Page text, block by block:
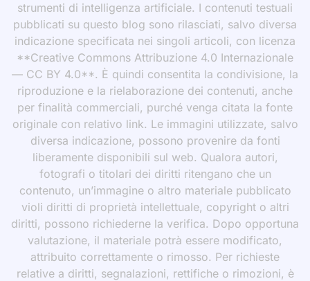
strumenti di intelligenza artificiale. I contenuti testuali
pubblicati su questo blog sono rilasciati, salvo diversa
indicazione specificata nei singoli articoli, con licenza
**Creative Commons Attribuzione 4.0 Internazionale
— CC BY 4.0**. È quindi consentita la condivisione, la
riproduzione e la rielaborazione dei contenuti, anche
per finalità commerciali, purché venga citata la fonte
originale con relativo link. Le immagini utilizzate, salvo
diversa indicazione, possono provenire da fonti
liberamente disponibili sul web. Qualora autori,
fotografi o titolari dei diritti ritengano che un
contenuto, un’immagine o altro materiale pubblicato
violi diritti di proprietà intellettuale, copyright o altri
diritti, possono richiederne la verifica. Dopo opportuna
valutazione, il materiale potrà essere modificato,
attribuito correttamente o rimosso. Per richieste
relative a diritti, segnalazioni, rettifiche o rimozioni, è